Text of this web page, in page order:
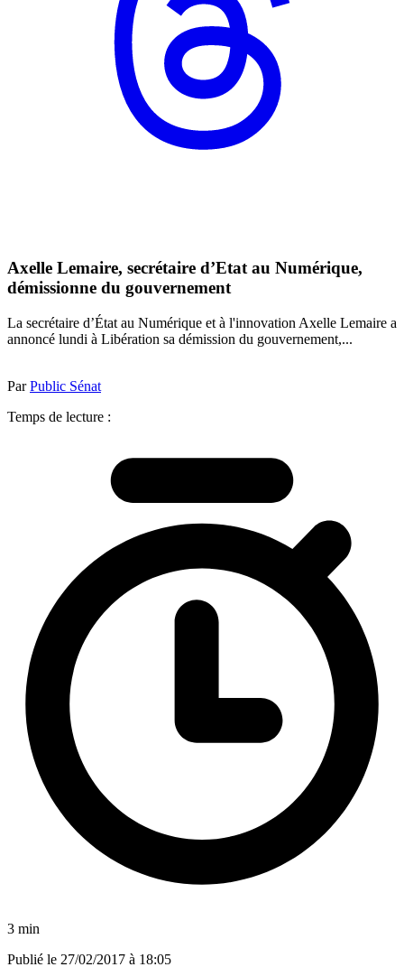
Axelle Lemaire, secrétaire d’Etat au Numérique,
démissionne du gouvernement
La secrétaire d’État au Numérique et à l'innovation Axelle Lemaire a
annoncé lundi à Libération sa démission du gouvernement,...
ParPublic Sénat
Temps de lecture :
3 min
Publié le 27/02/2017 à 18:05